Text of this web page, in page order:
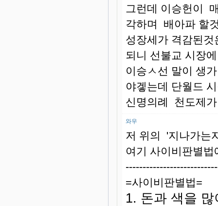
그런데 이승헌이
각하며 배아파 할
성장세가 격감된
되니 선불교 시장
이승ㅅ선 말이 생
야겧는데 단월드
신명의례 천도제
와우
저 위의 '지나가는
여기 사이비판별
=사이비판별법=
1. 돈과 색을